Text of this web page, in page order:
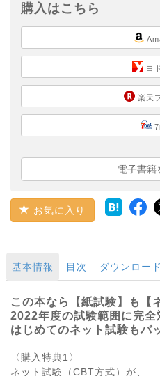
購入はこちら
ヨ
楽天
電子書籍
お気に入り
基本情報 目次 ダウンロード
この本なら【紙試験】も【
2022年度の試験範囲に完全
はじめてのネット試験もバ
〈購入特典1〉
ネット試験（CBT方式）が、